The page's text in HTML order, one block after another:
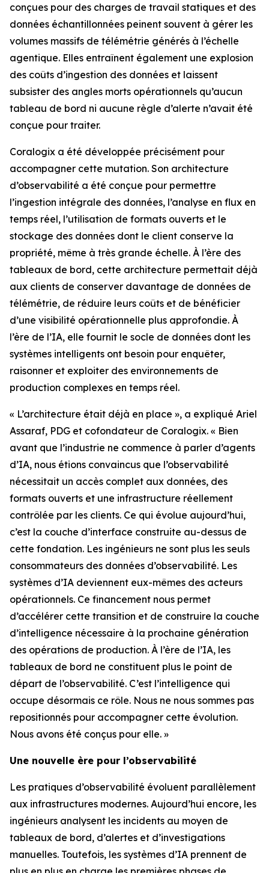
conçues pour des charges de travail statiques et des
données échantillonnées peinent souvent à gérer les
volumes massifs de télémétrie générés à l’échelle
agentique. Elles entraînent également une explosion
des coûts d’ingestion des données et laissent
subsister des angles morts opérationnels qu’aucun
tableau de bord ni aucune règle d’alerte n’avait été
conçue pour traiter.
Coralogix a été développée précisément pour
accompagner cette mutation. Son architecture
d’observabilité a été conçue pour permettre
l’ingestion intégrale des données, l’analyse en flux en
temps réel, l’utilisation de formats ouverts et le
stockage des données dont le client conserve la
propriété, même à très grande échelle. À l’ère des
tableaux de bord, cette architecture permettait déjà
aux clients de conserver davantage de données de
télémétrie, de réduire leurs coûts et de bénéficier
d’une visibilité opérationnelle plus approfondie. À
l’ère de l’IA, elle fournit le socle de données dont les
systèmes intelligents ont besoin pour enquêter,
raisonner et exploiter des environnements de
production complexes en temps réel.
« L’architecture était déjà en place », a expliqué Ariel
Assaraf, PDG et cofondateur de Coralogix. « Bien
avant que l’industrie ne commence à parler d’agents
d’IA, nous étions convaincus que l’observabilité
nécessitait un accès complet aux données, des
formats ouverts et une infrastructure réellement
contrôlée par les clients. Ce qui évolue aujourd’hui,
c’est la couche d’interface construite au-dessus de
cette fondation. Les ingénieurs ne sont plus les seuls
consommateurs des données d’observabilité. Les
systèmes d’IA deviennent eux-mêmes des acteurs
opérationnels. Ce financement nous permet
d’accélérer cette transition et de construire la couche
d’intelligence nécessaire à la prochaine génération
des opérations de production. À l’ère de l’IA, les
tableaux de bord ne constituent plus le point de
départ de l’observabilité. C’est l’intelligence qui
occupe désormais ce rôle. Nous ne nous sommes pas
repositionnés pour accompagner cette évolution.
Nous avons été conçus pour elle. »
Une nouvelle ère pour l’observabilité
Les pratiques d’observabilité évoluent parallèlement
aux infrastructures modernes. Aujourd’hui encore, les
ingénieurs analysent les incidents au moyen de
tableaux de bord, d’alertes et d’investigations
manuelles. Toutefois, les systèmes d’IA prennent de